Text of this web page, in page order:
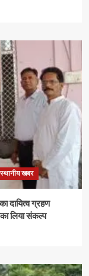
स्थानीय खबर
दायित्व ग्रहण
लिया संकल्प